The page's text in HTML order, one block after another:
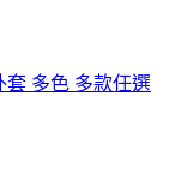
套 多色 多款任選